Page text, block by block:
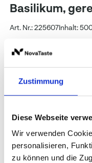
Zustimmung
Diese Webseite
Wir verwenden
personalisieren,
zu können und die
Basilikum,
Art. Nr.: 225607Inhalt:
Preise und
Lagerung und